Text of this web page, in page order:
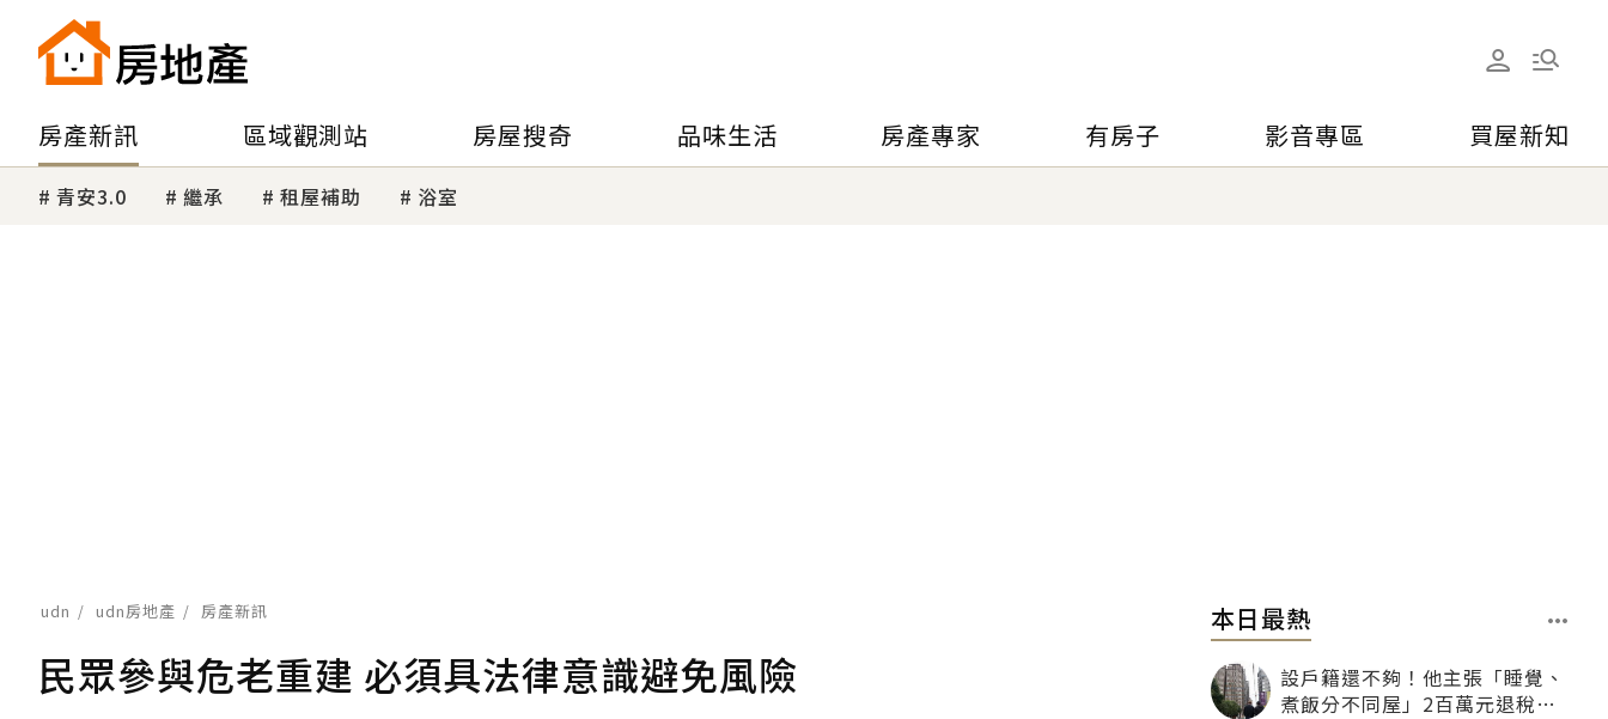
房產新訊 區域觀測站 房屋搜奇 品味生活 房產專家 有房子 影音專區 買屋新知
青安3.0 繼承 租屋補助 浴室
udn udn房地產 房產新訊
民眾參與危老重建 必須具法律意識避免風險
本日最熱
設戶籍還不夠！他主張「睡覺、
煮飯分不同屋」2百萬元退稅照